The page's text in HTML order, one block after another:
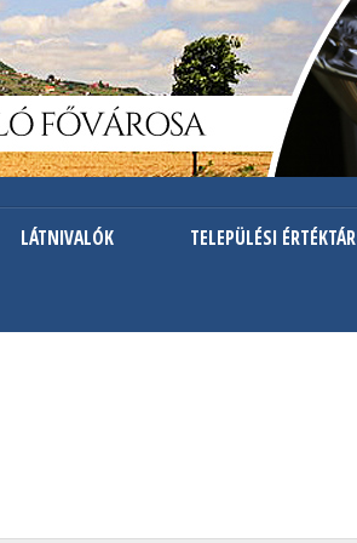
LÁTNIVALÓK TELEPÜLÉSI ÉRTÉKTÁR